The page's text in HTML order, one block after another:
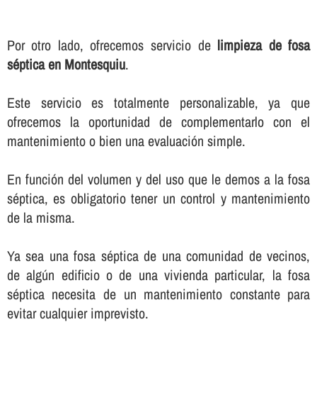
Por otro lado, ofrecemos servicio de limpieza de fosa
séptica en Montesquiu.
Este servicio es totalmente personalizable, ya que
ofrecemos la oportunidad de complementarlo con el
mantenimiento o bien una evaluación simple.
En función del volumen y del uso que le demos a la fosa
séptica, es obligatorio tener un control y mantenimiento
de la misma.
Ya sea una fosa séptica de una comunidad de vecinos,
de algún edificio o de una vivienda particular, la fosa
séptica necesita de un mantenimiento constante para
evitar cualquier imprevisto.